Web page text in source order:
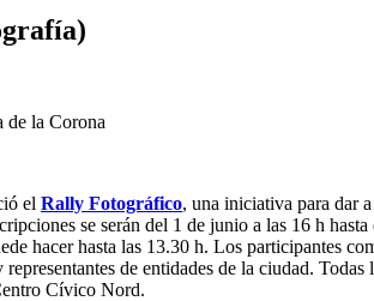
de la Corona
el Rally Fotográfico, una iniciativa para dar
se serán del 1 de junio a las 16 h
hacer hasta las 13.30 h. Los participantes
de entidades de la ciudad.
Cívico Nord.